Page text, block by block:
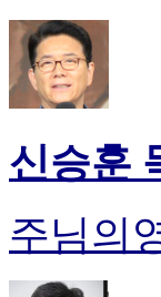
신승훈
주님의